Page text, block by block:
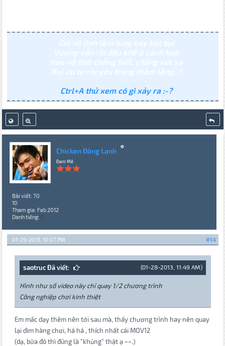
Gió vô tình làm tung bay hạt bụi
Vương vấn rồi đậu khẽ ở cánh hoa
Hoa vô tình chẳng biết, chẳng xót xa
Bụi ưu tư rồi yêu trong thầm lặng...!
Ctrl+A thử xem có gì xảy ra :-?
Chicken Đông Lạnh
Đam Mê
Bài viết: 70
10
Tham gia: Feb 2012
Danh tiếng: 0
#14
01-29-2013, 10:07 PM
(01-28-2013, 11:49 AM)
saotruc Đã viết:
Hình như số video này chỉ quay 1/2 chương trình
Công nghiệp chơi kinh thiệt
Em mắc dạy thêm nên tới sau mà, thấy chương trình hay nên quay
lại dìm hàng chơi, há há , thích nhất cái MOV12
(dạ, bữa đó thì đúng là "khủng" thật ạ ~~.)